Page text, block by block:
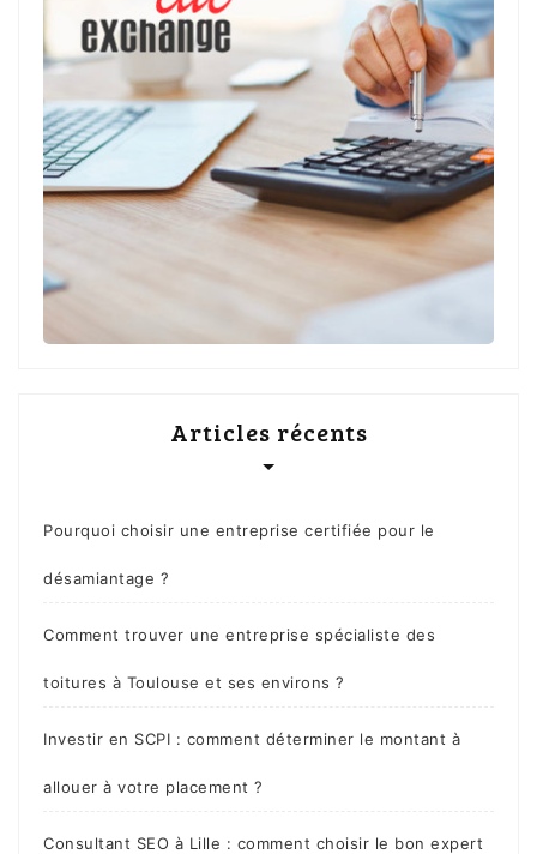
Articles récents
Pourquoi choisir une entreprise certifiée pour le
désamiantage ?
Comment trouver une entreprise spécialiste des
toitures à Toulouse et ses environs ?
Investir en SCPI : comment déterminer le montant à
allouer à votre placement ?
Consultant SEO à Lille : comment choisir le bon expert